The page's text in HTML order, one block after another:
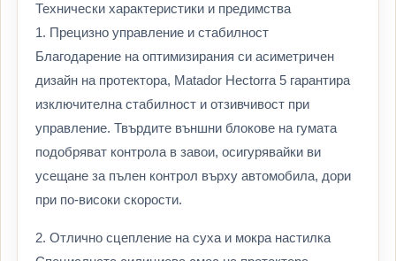
Технически характеристики и предимства
1. Прецизно управление и стабилност
Благодарение на оптимизирания си асиметричен
дизайн на протектора, Matador Hectorra 5 гарантира
изключителна стабилност и отзивчивост при
управление. Твърдите външни блокове на гумата
подобряват контрола в завои, осигурявайки ви
усещане за пълен контрол върху автомобила, дори
при по-високи скорости.
2. Отлично сцепление на суха и мокра настилка